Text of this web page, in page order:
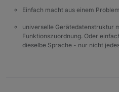
Einfach macht aus einem
universelle Gerätedatenstruktur
Funktionszuordnung. Oder
dieselbe Sprache - nur nicht